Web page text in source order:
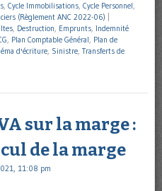
, Cycle Immobilisations, Cycle Personnel,
(Règlement ANC 2022-06)
, Destruction, Emprunts, Indemnité
, Plan Comptable Général, Plan de
d'écriture, Sinistre, Transferts de
sur la marge :
de la marge
11:08 pm